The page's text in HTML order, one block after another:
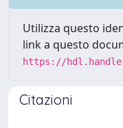
Utilizza questo
link a questo
https://
Citazioni